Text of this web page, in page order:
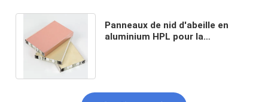
Panneaux de nid d'abeille en
aluminium HPL pour la